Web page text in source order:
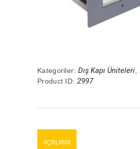
Kategoriler: Dış Kapı Üniteleri,
Product ID: 2997
AÇIKLAMA